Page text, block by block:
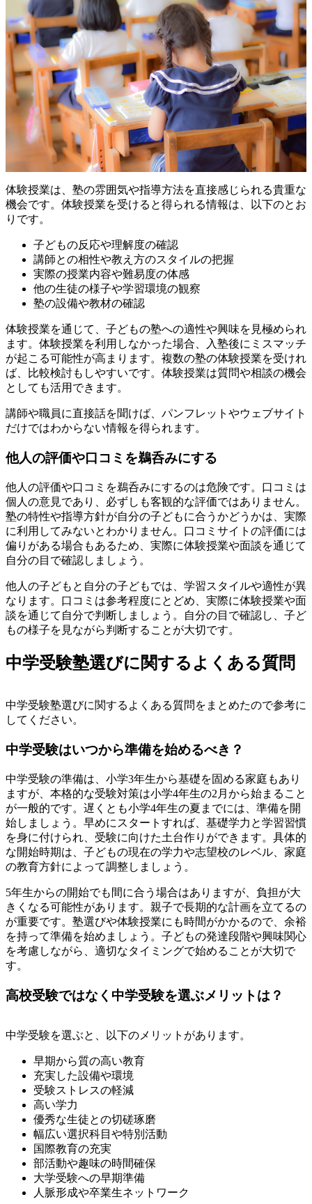
体験授業は、塾の雰囲気や指導方法を直接感じられる貴重な
機会です。体験授業を受けると得られる情報は、以下のとお
りです。
子どもの反応や理解度の確認
講師との相性や教え方のスタイルの把握
実際の授業内容や難易度の体感
他の生徒の様子や学習環境の観察
塾の設備や教材の確認
体験授業を通じて、子どもの塾への適性や興味を見極められ
ます。体験授業を利用しなかった場合、入塾後にミスマッチ
が起こる可能性が高まります。複数の塾の体験授業を受けれ
ば、比較検討もしやすいです。体験授業は質問や相談の機会
としても活用できます。
講師や職員に直接話を聞けば、パンフレットやウェブサイト
だけではわからない情報を得られます。
他人の評価や口コミを鵜呑みにする
他人の評価や口コミを鵜呑みにするのは危険です。口コミは
個人の意見であり、必ずしも客観的な評価ではありません。
塾の特性や指導方針が自分の子どもに合うかどうかは、実際
に利用してみないとわかりません。口コミサイトの評価には
偏りがある場合もあるため、実際に体験授業や面談を通じて
自分の目で確認しましょう。
他人の子どもと自分の子どもでは、学習スタイルや適性が異
なります。口コミは参考程度にとどめ、実際に体験授業や面
談を通じて自分で判断しましょう。自分の目で確認し、子ど
もの様子を見ながら判断することが大切です。
中学受験塾選びに関するよくある質問
中学受験塾選びに関するよくある質問をまとめたので参考に
してください。
中学受験はいつから準備を始めるべき？
中学受験の準備は、小学3年生から基礎を固める家庭もあり
ますが、本格的な受験対策は小学4年生の2月から始まること
が一般的です。遅くとも小学4年生の夏までには、準備を開
始しましょう。早めにスタートすれば、基礎学力と学習習慣
を身に付けられ、受験に向けた土台作りができます。具体的
な開始時期は、子どもの現在の学力や志望校のレベル、家庭
の教育方針によって調整しましょう。
5年生からの開始でも間に合う場合はありますが、負担が大
きくなる可能性があります。親子で長期的な計画を立てるの
が重要です。塾選びや体験授業にも時間がかかるので、余裕
を持って準備を始めましょう。子どもの発達段階や興味関心
を考慮しながら、適切なタイミングで始めることが大切で
す。
高校受験ではなく中学受験を選ぶメリットは？
中学受験を選ぶと、以下のメリットがあります。
早期から質の高い教育
充実した設備や環境
受験ストレスの軽減
高い学力
優秀な生徒との切磋琢磨
幅広い選択科目や特別活動
国際教育の充実
部活動や趣味の時間確保
大学受験への早期準備
人脈形成や卒業生ネットワーク